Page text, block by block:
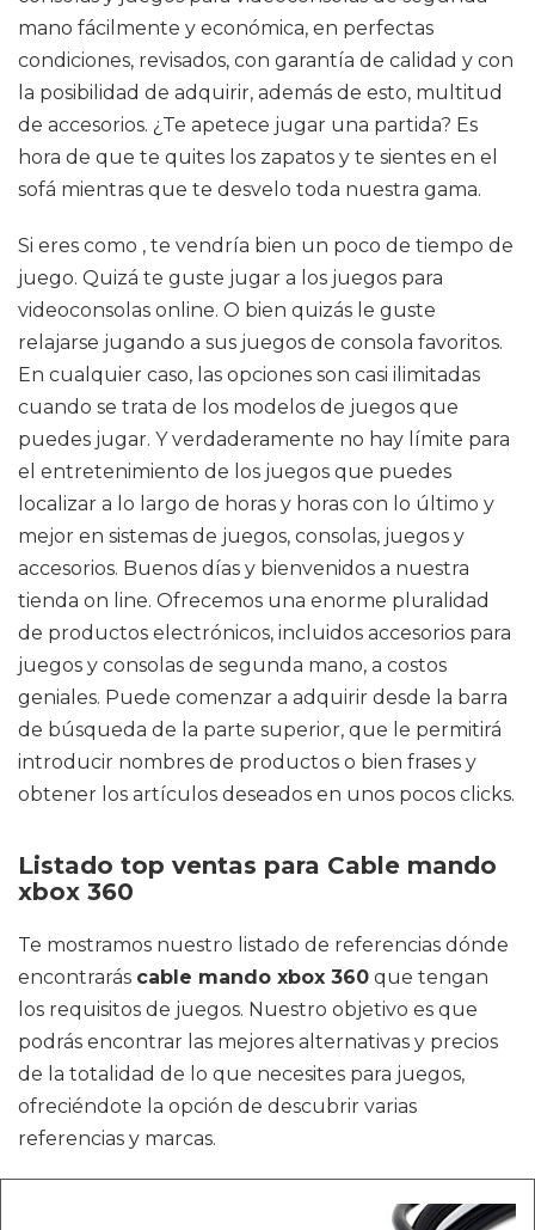
mano fácilmente y económica, en perfectas
condiciones, revisados, con garantía de calidad y con
la posibilidad de adquirir, además de esto, multitud
de accesorios. ¿Te apetece jugar una partida? Es
hora de que te quites los zapatos y te sientes en el
sofá mientras que te desvelo toda nuestra gama.
Si eres como , te vendría bien un poco de tiempo de
juego. Quizá te guste jugar a los juegos para
videoconsolas online. O bien quizás le guste
relajarse jugando a sus juegos de consola favoritos.
En cualquier caso, las opciones son casi ilimitadas
cuando se trata de los modelos de juegos que
puedes jugar. Y verdaderamente no hay límite para
el entretenimiento de los juegos que puedes
localizar a lo largo de horas y horas con lo último y
mejor en sistemas de juegos, consolas, juegos y
accesorios. Buenos días y bienvenidos a nuestra
tienda on line. Ofrecemos una enorme pluralidad
de productos electrónicos, incluidos accesorios para
juegos y consolas de segunda mano, a costos
geniales. Puede comenzar a adquirir desde la barra
de búsqueda de la parte superior, que le permitirá
introducir nombres de productos o bien frases y
obtener los artículos deseados en unos pocos clicks.
Listado top ventas para Cable mando
xbox 360
Te mostramos nuestro listado de referencias dónde
encontrarás cable mando xbox 360 que tengan
los requisitos de juegos. Nuestro objetivo es que
podrás encontrar las mejores alternativas y precios
de la totalidad de lo que necesites para juegos,
ofreciéndote la opción de descubrir varias
referencias y marcas.